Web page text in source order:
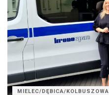
MIELEC/DĘBICA/KOLBUSZOWA